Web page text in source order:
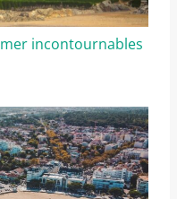
mer incontournables